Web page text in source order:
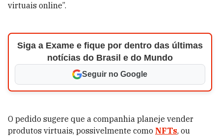
virtuais online”.
Siga a Exame e fique por dentro das últimas
notícias do Brasil e do Mundo
Seguir no Google
O pedido sugere que a companhia planeje vender
produtos virtuais, possivelmente como NFTs, ou